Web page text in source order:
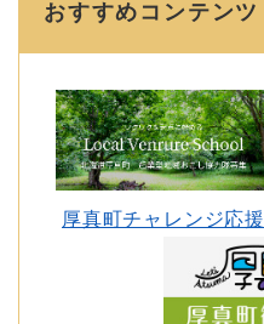
おすすめコンテンツ
厚真町チャレンジ応援